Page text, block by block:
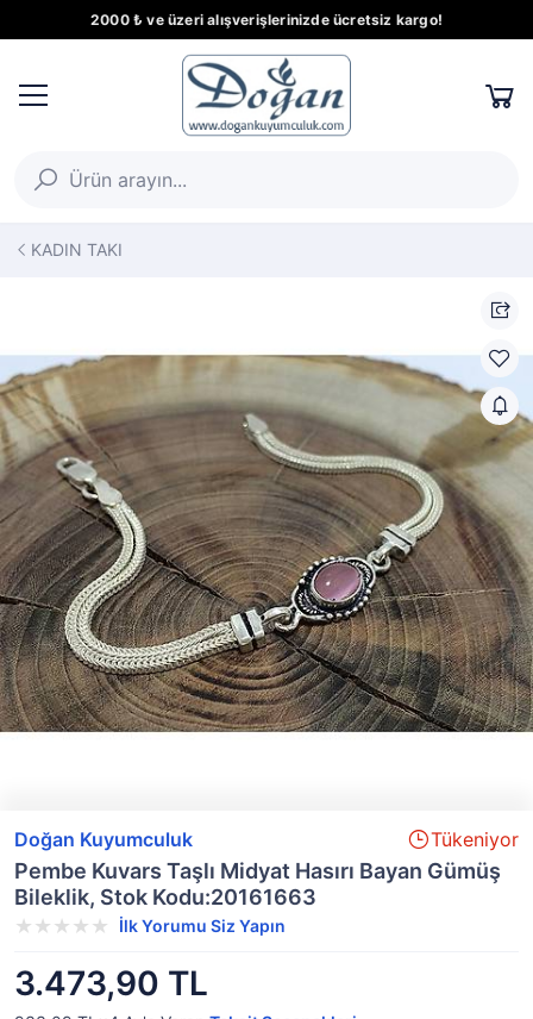
2000 ₺ ve üzeri alışverişlerinizde ücretsiz kargo!
KADIN TAKI
Doğan Kuyumculuk Tükeniyor
Pembe Kuvars Taşlı Midyat Hasırı Bayan Gümüş
Bileklik, Stok Kodu:20161663
İlk Yorumu Siz Yapın
3.473,90 TL